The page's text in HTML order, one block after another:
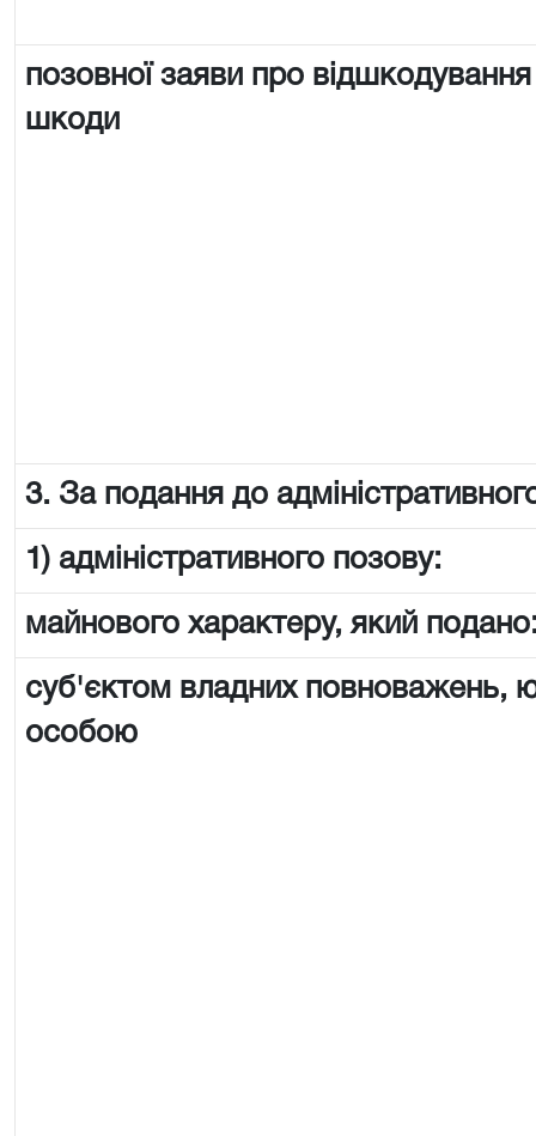
позовної заяви про
шкоди
3. За подання до
1) адміністративного позову:
майнового характеру, який
суб'єктом владних повноважень,
особою